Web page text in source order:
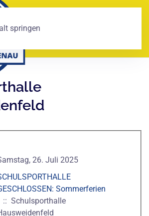
springen
26. Juli 2025
Sommerferien
:: Schulsporthalle